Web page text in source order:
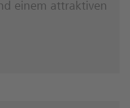
einem attraktiven